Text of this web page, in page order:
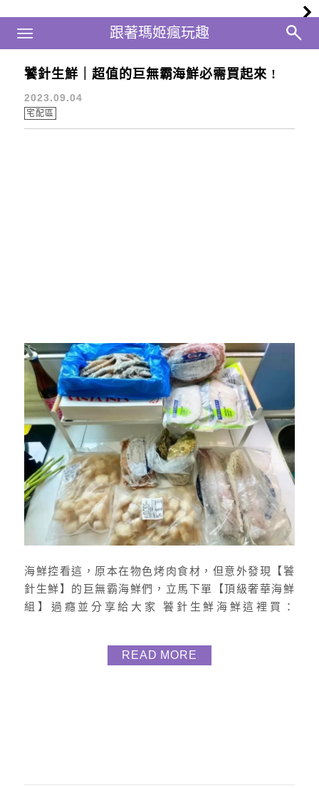
跟著瑪姬瘋玩趣
跟著瑪姬瘋玩趣
Main Menu
饕針生鮮
饕針生鮮｜超值的巨無霸海鮮必需買起來 !
2023.09.04
宅配區
海鮮控看這，原本在物色烤肉食材，但意外發現【饕
針生鮮】的巨無霸海鮮們，立馬下單【頂級奢華海鮮
組】過癮並分享給大家 饕針生鮮海鮮這裡買：
是急速冷凍故保有最新鮮的風味唷 美國全殼生蠔 (三
READ MORE